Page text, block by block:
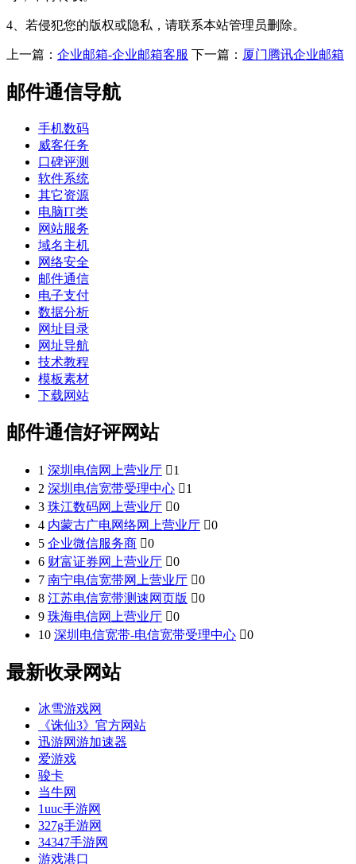
4、若侵犯您的版权或隐私，请联系本站管理员删除。
上一篇： 企业邮箱-企业邮箱客服 下一篇： 厦门腾讯企业邮箱
邮件通信导航
手机数码
威客任务
口碑评测
软件系统
其它资源
电脑IT类
网站服务
域名主机
网络安全
邮件通信
电子支付
数据分析
网址目录
网址导航
技术教程
模板素材
下载网站
邮件通信好评网站
1 深圳电信网上营业厅 1
2 深圳电信宽带受理中心 1
3 珠江数码网上营业厅 0
4 内蒙古广电网络网上营业厅 0
5 企业微信服务商 0
6 财富证券网上营业厅 0
7 南宁电信宽带网上营业厅 0
8 江苏电信宽带测速网页版 0
9 珠海电信网上营业厅 0
10 深圳电信宽带-电信宽带受理中心 0
最新收录网站
冰雪游戏网
《诛仙3》官方网站
迅游网游加速器
爱游戏
骏卡
当牛网
1uuc手游网
327g手游网
34347手游网
游戏港口